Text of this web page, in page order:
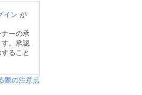
イン が
ーの承
。承認
ること
際の注意点